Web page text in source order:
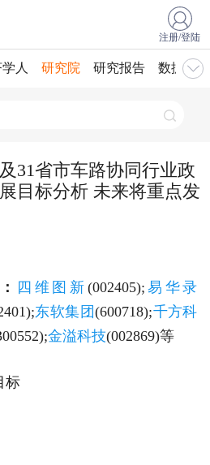
注册/登陆
人 研究院 研究报告 数据库
31省市车路协同行业政
目标分析 未来将重点发
四维图新 (002405); 易华录
东软集团(600718);千方科
金溢科技(002869)等
标